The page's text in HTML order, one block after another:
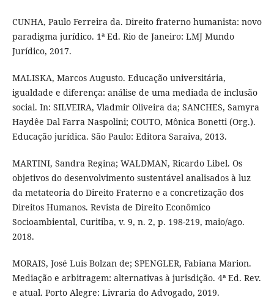
CUNHA, Paulo Ferreira da. Direito fraterno humanista: novo
paradigma jurídico. 1ª Ed. Rio de Janeiro: LMJ Mundo
Jurídico, 2017.
MALISKA, Marcos Augusto. Educação universitária,
igualdade e diferença: análise de uma mediada de inclusão
social. In: SILVEIRA, Vladmir Oliveira da; SANCHES, Samyra
Haydêe Dal Farra Naspolini; COUTO, Mônica Bonetti (Org.).
Educação jurídica. São Paulo: Editora Saraiva, 2013.
MARTINI, Sandra Regina; WALDMAN, Ricardo Libel. Os
objetivos do desenvolvimento sustentável analisados à luz
da metateoria do Direito Fraterno e a concretização dos
Direitos Humanos. Revista de Direito Econômico
Socioambiental, Curitiba, v. 9, n. 2, p. 198-219, maio/ago.
2018.
MORAIS, José Luis Bolzan de; SPENGLER, Fabiana Marion.
Mediação e arbitragem: alternativas à jurisdição. 4ª Ed. Rev.
e atual. Porto Alegre: Livraria do Advogado, 2019.